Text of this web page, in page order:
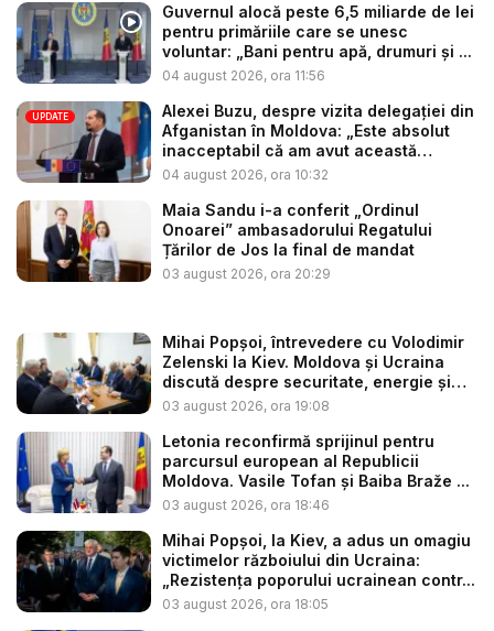
Guvernul alocă peste 6,5 miliarde de lei
pentru primăriile care se unesc
voluntar: „Bani pentru apă, drumuri și ...
04 august 2026, ora 11:56
UPDATE
Alexei Buzu, despre vizita delegației din
Afganistan în Moldova: „Este absolut
inacceptabil că am avut această
situaț...
04 august 2026, ora 10:32
Maia Sandu i-a conferit „Ordinul
Onoarei” ambasadorului Regatului
Țărilor de Jos la final de mandat
03 august 2026, ora 20:29
Mihai Popșoi, întrevedere cu Volodimir
Zelenski la Kiev. Moldova și Ucraina
discută despre securitate, energie și
d...
03 august 2026, ora 19:08
Letonia reconfirmă sprijinul pentru
parcursul european al Republicii
Moldova. Vasile Tofan și Baiba Braže ...
03 august 2026, ora 18:46
Mihai Popșoi, la Kiev, a adus un omagiu
victimelor războiului din Ucraina:
„Rezistența poporului ucrainean contr...
03 august 2026, ora 18:05